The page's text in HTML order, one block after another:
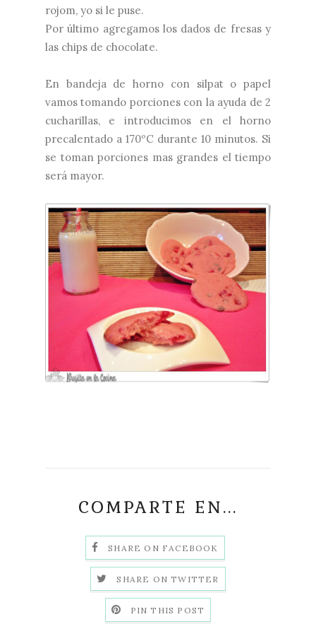
rojom, yo si le puse.
Por último agregamos los dados de fresas y
las chips de chocolate.
En bandeja de horno con silpat o papel
vamos tomando porciones con la ayuda de 2
cucharillas, e introducimos en el horno
precalentado a 170ºC durante 10 minutos. Si
se toman porciones mas grandes el tiempo
será mayor.
COMPARTE EN...
SHARE ON FACEBOOK
SHARE ON TWITTER
PIN THIS POST